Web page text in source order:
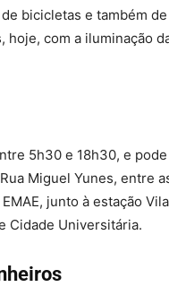
bicicletas e também
com a iluminação
5h30 e 18h30, e
Miguel Yunes, entre
junto à estação
Cidade Universitária.